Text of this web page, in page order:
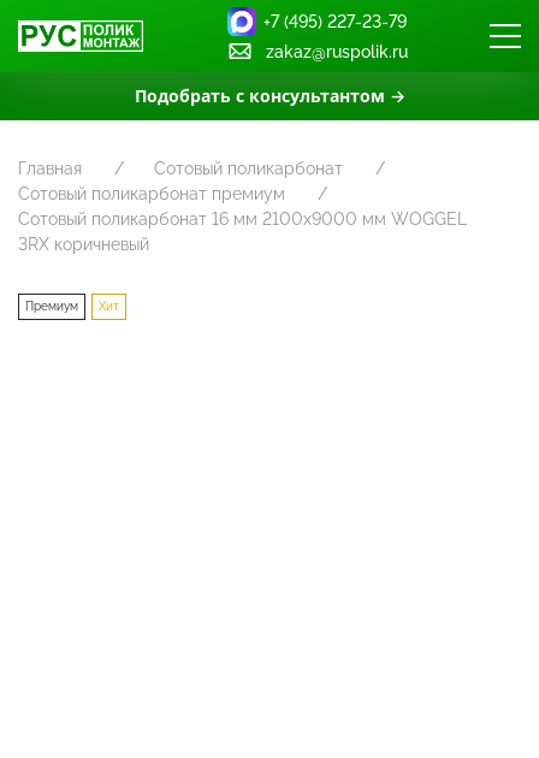
Подобрать с консультантом →
+7 (495) 227-23-79
zakaz@ruspolik.ru
Главная
Сотовый поликарбонат
Сотовый поликарбонат премиум
Сотовый поликарбонат 16 мм 2100х9000 мм WOGGEL
3RX коричневый
Премиум Хит